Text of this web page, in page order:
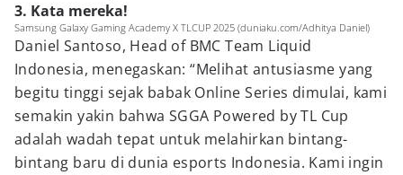
3. Kata mereka!
Samsung Galaxy Gaming Academy X TLCUP 2025 (duniaku.com/Adhitya Daniel)
Daniel Santoso, Head of BMC Team Liquid
Indonesia, menegaskan: “Melihat antusiasme yang
begitu tinggi sejak babak Online Series dimulai, kami
semakin yakin bahwa SGGA Powered by TL Cup
adalah wadah tepat untuk melahirkan bintang-
bintang baru di dunia esports Indonesia. Kami ingin